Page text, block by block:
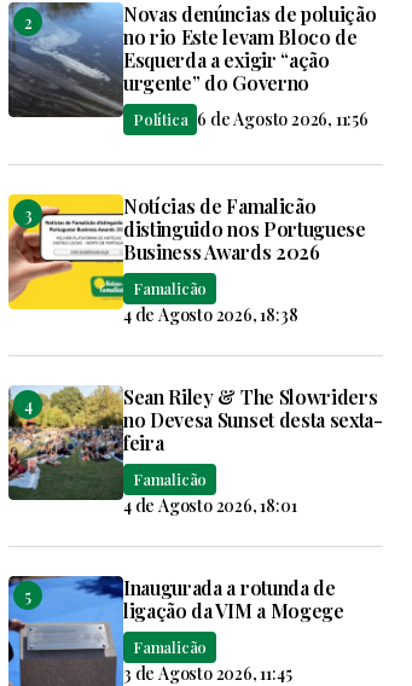
Novas denúncias de poluição
no rio Este levam Bloco de
Esquerda a exigir “ação
urgente” do Governo
Política 6 de Agosto 2026, 11:56
Notícias de Famalicão
distinguido nos Portuguese
Business Awards 2026
Famalicão
4 de Agosto 2026, 18:38
Sean Riley & The Slowriders
no Devesa Sunset desta sexta-
feira
Famalicão
4 de Agosto 2026, 18:01
Inaugurada a rotunda de
ligação da VIM a Mogege
Famalicão
3 de Agosto 2026, 11:45